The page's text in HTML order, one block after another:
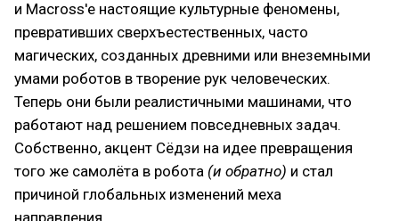
и Macross'е настоящие культурные феномены,
превративших сверхъестественных, часто
магических, созданных древними или внеземными
умами роботов в творение рук человеческих.
Теперь они были реалистичными машинами, что
работают над решением повседневных задач.
Собственно, акцент Сёдзи на идее превращения
того же самолёта в робота (и обратно) и стал
причиной глобальных изменений меха
направления.